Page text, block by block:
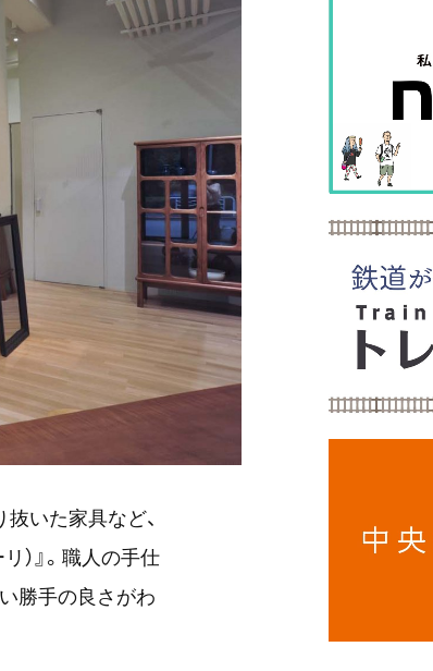
いた家具など、
）』。職人の手仕
勝手の良さがわ